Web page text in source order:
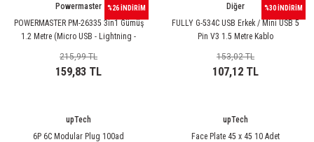
%26 İNDİRİM
Powermaster
POWERMASTER PM-26335 3in1 Gümüş
1.2 Metre (Micro USB - Lightning -
215,99 TL
159,83 TL
%30 İNDİRİM
Diğer
FULLY G-534C USB Erkek / Mini USB 5
Pin V3 1.5 Metre Kablo
153,02 TL
107,12 TL
upTech
6P 6C Modular Plug 100ad
upTech
Face Plate 45 x 45 10 Adet